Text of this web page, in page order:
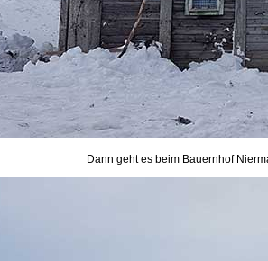
Dann geht es beim Bauernhof